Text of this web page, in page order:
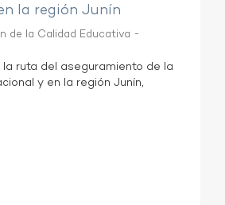
la región Junín
de la Calidad Educativa -
ruta del aseguramiento de la
y en la región Junín,